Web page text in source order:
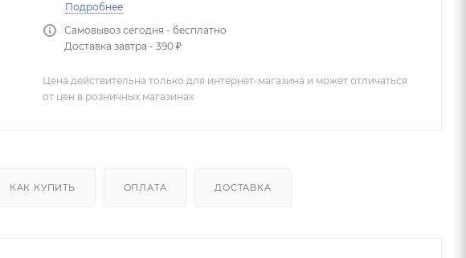
Подробнее
Самовывоз сегодня - бесплатно
Доставка завтра - 390 ₽
Цена действительна только для интернет-магазина и может отличаться
от цен в розничных магазинах
КАК КУПИТЬ ОПЛАТА ДОСТАВКА